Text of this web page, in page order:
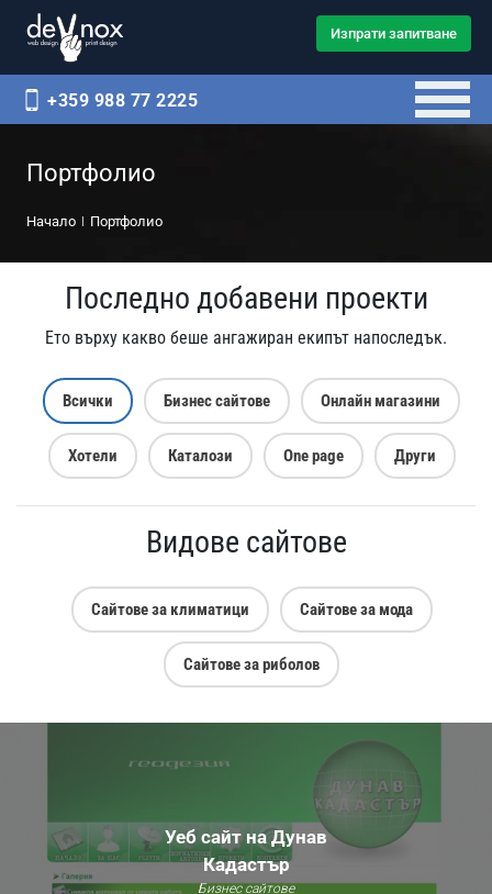
Изпрати запитване
+359 988 77 2225
Портфолио
Начало Портфолио
Последно добавени проекти
Ето върху какво беше ангажиран екипът напоследък.
Всички Бизнес сайтове Онлайн магазини
Хотели Каталози One page Други
Видове сайтове
Сайтове за климатици Сайтове за мода
Сайтове за риболов
Уеб сайт на Дунав
Кадастър
Бизнес сайтове